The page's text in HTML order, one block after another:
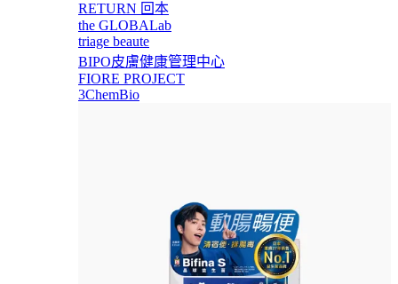
RETURN 回本
the GLOBALab
triage beaute
BIPO皮膚健康管理中心
FIORE PROJECT
3ChemBio